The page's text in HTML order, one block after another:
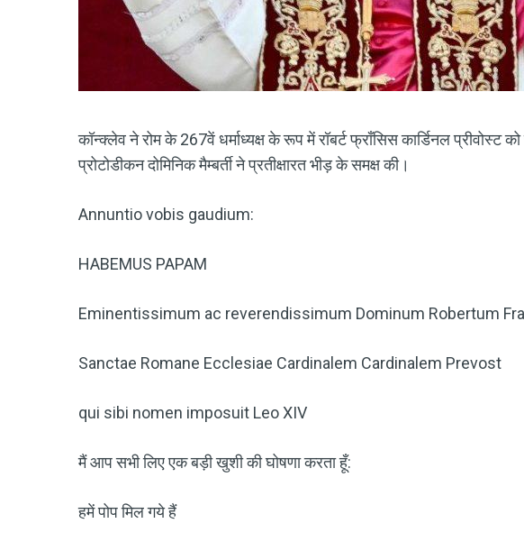
कॉन्क्लेव ने रोम के 267वें धर्माध्यक्ष के रूप में रॉबर्ट फ्राँसिस कार्डिनल प्रीवोस्ट
प्रोटोडीकन दोमिनिक मैम्बर्ती ने प्रतीक्षारत भीड़ के समक्ष की।
Annuntio vobis gaudium:
HABEMUS PAPAM
Eminentissimum ac reverendissimum Dominum Robertum
Sanctae Romane Ecclesiae Cardinalem Cardinalem Prevost
qui sibi nomen imposuit Leo XIV
मैं आप सभी लिए एक बड़ी खुशी की घोषणा करता हूँ:
हमें पोप मिल गये हैं